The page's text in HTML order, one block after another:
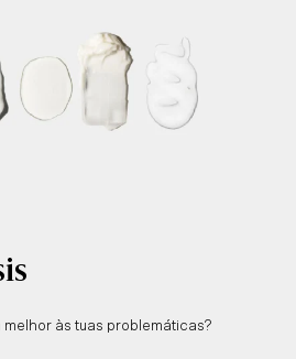
às tuas problemáticas?